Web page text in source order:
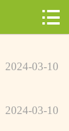

2024-03-10
2024-03-10